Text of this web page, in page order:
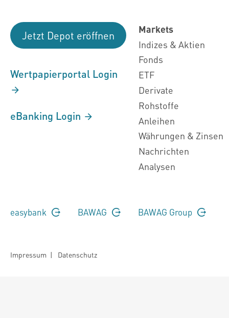
Jetzt Depot eröffnen
Wertpapierportal Login
eBanking Login
Markets
Indizes & Aktien
Fonds
ETF
Derivate
Rohstoffe
Anleihen
Währungen & Zinsen
Nachrichten
Analysen
easybank BAWAG BAWAG Group
Impressum | Datenschutz